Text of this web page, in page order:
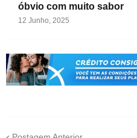
óbvio com muito sabor
12 Junho, 2025